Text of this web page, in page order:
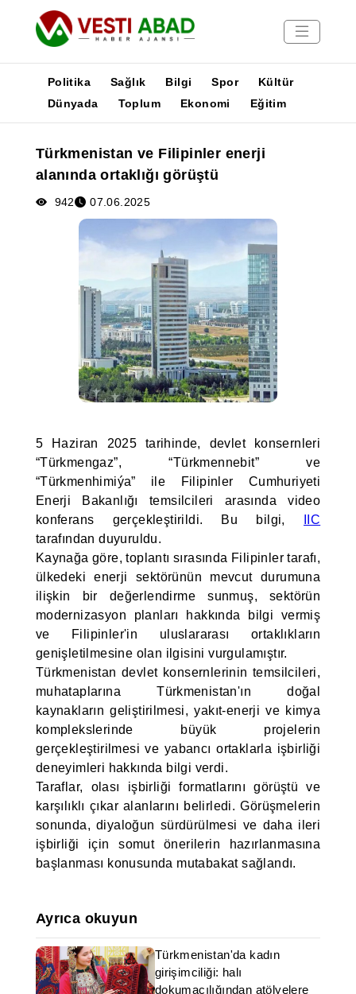
Yayınlar
Medya
Poster
Politika Sağlık Bilgi Spor
Kültür
Dünyada
Toplum Ekonomi Eğitim
Türkmenistan ve Filipinler enerji
alanında ortaklığı görüştü
942 07.06.2025
5 Haziran 2025 tarihinde, devlet konsernleri
“Türkmengaz”, “Türkmennebit” ve
“Türkmenhimiýa” ile Filipinler Cumhuriyeti
Enerji Bakanlığı temsilcileri arasında video
konferans gerçekleştirildi. Bu bilgi,
IIC
tarafından duyuruldu.
Kaynağa göre, toplantı sırasında Filipinler tarafı,
ülkedeki enerji sektörünün mevcut durumuna
ilişkin bir değerlendirme sunmuş, sektörün
modernizasyon planları hakkında bilgi vermiş
ve Filipinler'in uluslararası ortaklıkların
genişletilmesine olan ilgisini vurgulamıştır.
Türkmenistan devlet konsernlerinin temsilcileri,
muhataplarına Türkmenistan'ın doğal
kaynakların geliştirilmesi, yakıt-enerji ve kimya
komplekslerinde büyük projelerin
gerçekleştirilmesi ve yabancı ortaklarla işbirliği
deneyimleri hakkında bilgi verdi.
Taraflar, olası işbirliği formatlarını görüştü ve
karşılıklı çıkar alanlarını belirledi. Görüşmelerin
sonunda, diyaloğun sürdürülmesi ve daha ileri
işbirliği için somut önerilerin hazırlanmasına
başlanması konusunda mutabakat sağlandı.
Ayrıca okuyun
Türkmenistan'da kadın
girişimciliği: halı
dokumacılığından atölyelere